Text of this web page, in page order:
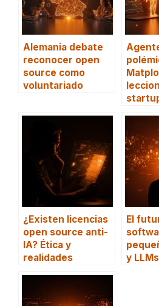
Alemania debate
reconocer open
source como
voluntariado
¿Existen licencias
open source anti-
IA? Ética y
realidades
El
y LLMs